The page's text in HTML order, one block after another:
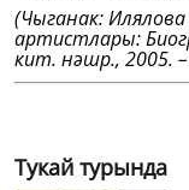
(Чыганак:
артистлары:
кит. нәшр., 2005.
Тукай турында